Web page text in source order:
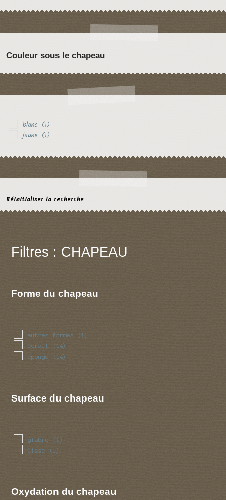
Couleur sous le chapeau
blanc (1)
jaune (1)
Réinitialiser la recherche
Filtres : CHAPEAU
Forme du chapeau
autres formes (1)
corail (14)
eponge (14)
Surface du chapeau
glabre (1)
lisse (1)
Oxydation du chapeau